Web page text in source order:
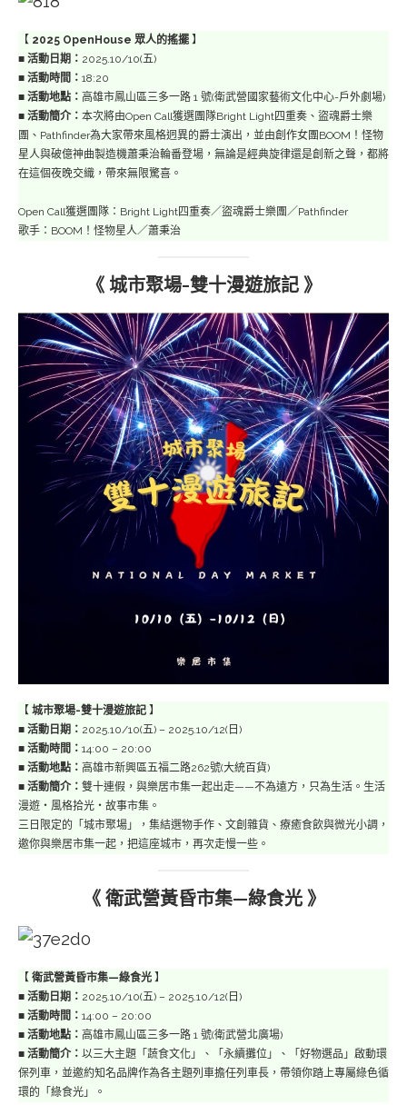
【 2025 OpenHouse 眾人的搖擺 】
■ 活動日期： 2025.10/10(五)
■ 活動時間： 18:20
■ 活動地點： 高雄市鳳山區三多一路 1 號(衛武營國家藝術文化中心-戶外劇場)
■ 活動簡介： 本次將由Open Call獲選團隊Bright Light四重奏、盜魂爵士樂
團、Pathfinder為大家帶來風格迥異的爵士演出，並由創作女團BOOM！怪物
星人與破億神曲製造機蕭秉治輪番登場，無論是經典旋律還是創新之聲，都將
在這個夜晚交織，帶來無限驚喜。
Open Call獲選團隊：Bright Light四重奏／盜魂爵士樂團／Pathfinder
歌手：BOOM！怪物星人／蕭秉治
《 城市聚場-雙十漫遊旅記 》
【 城市聚場-雙十漫遊旅記 】
■ 活動日期： 2025.10/10(五) – 2025.10/12(日)
■ 活動時間： 14:00 – 20:00
■ 活動地點： 高雄市新興區五福二路262號(大統百貨)
■ 活動簡介： 雙十連假，與樂居市集一起出走——不為遠方，只為生活。生活
漫遊・風格拾光・故事市集。
三日限定的「城市聚場」，集結選物手作、文創雜貨、療癒食飲與微光小調，
邀你與樂居市集一起，把這座城市，再次走慢一些。
《 衛武營黃昏市集—綠食光 》
【 衛武營黃昏市集—綠食光 】
■ 活動日期： 2025.10/10(五) – 2025.10/12(日)
■ 活動時間： 14:00 – 20:00
■ 活動地點： 高雄市鳳山區三多一路 1 號(衛武營北廣場)
■ 活動簡介： 以三大主題「蔬食文化」、「永續攤位」、「好物選品」啟動環
保列車，並邀約知名品牌作為各主題列車擔任列車長，帶領你踏上專屬綠色循
環的「綠食光」。